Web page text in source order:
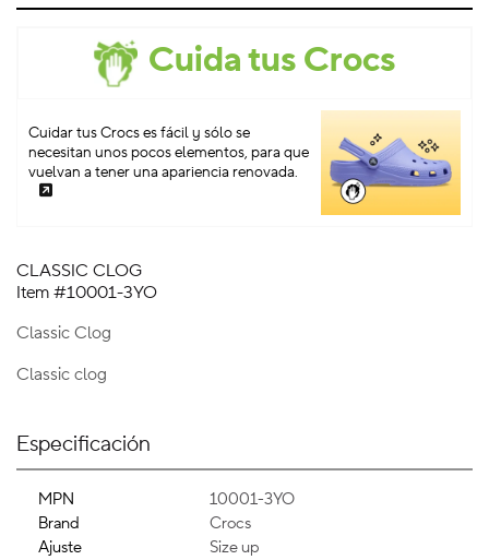
Cuida tus Crocs
Cuidar tus Crocs es fácil y sólo se
necesitan unos pocos elementos, para que
vuelvan a tener una apariencia renovada.
CLASSIC CLOG
Item #10001-3YO
Classic Clog
Classic clog
Especificación
MPN
10001-3YO
Brand
Crocs
Ajuste
Size up